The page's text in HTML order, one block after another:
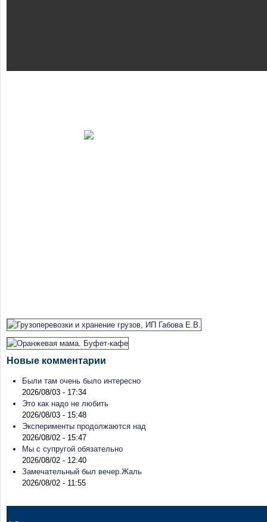
Новые комментарии
Были там очень было интересно
2026/08/03 - 17:34
Это как надо не любить
2026/08/03 - 15:48
Эксперименты продолжаются над
2026/08/02 - 15:47
Мы с супругой обязательно
2026/08/02 - 12:40
Замечательный был вечер.Жаль
2026/08/02 - 11:55